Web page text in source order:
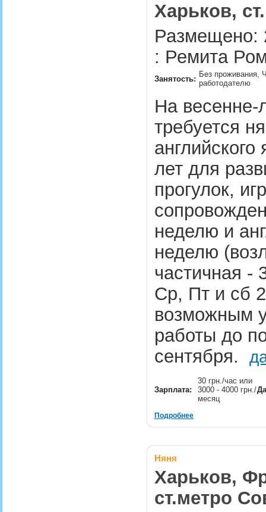
Харьков,
Размещено:
: Ремита
Занятость:
Без проживания,
работодателю
На весенне-
требуется
лет для
прогулок,
неделю и
неделю
частичная -
Ср, Пт и сб
возможным
работы до
сентября.
Зарплата:
30 грн./час или
3000 - 4000 грн./
месяц
Подробнее
Няня
Харьков,
ст.метро